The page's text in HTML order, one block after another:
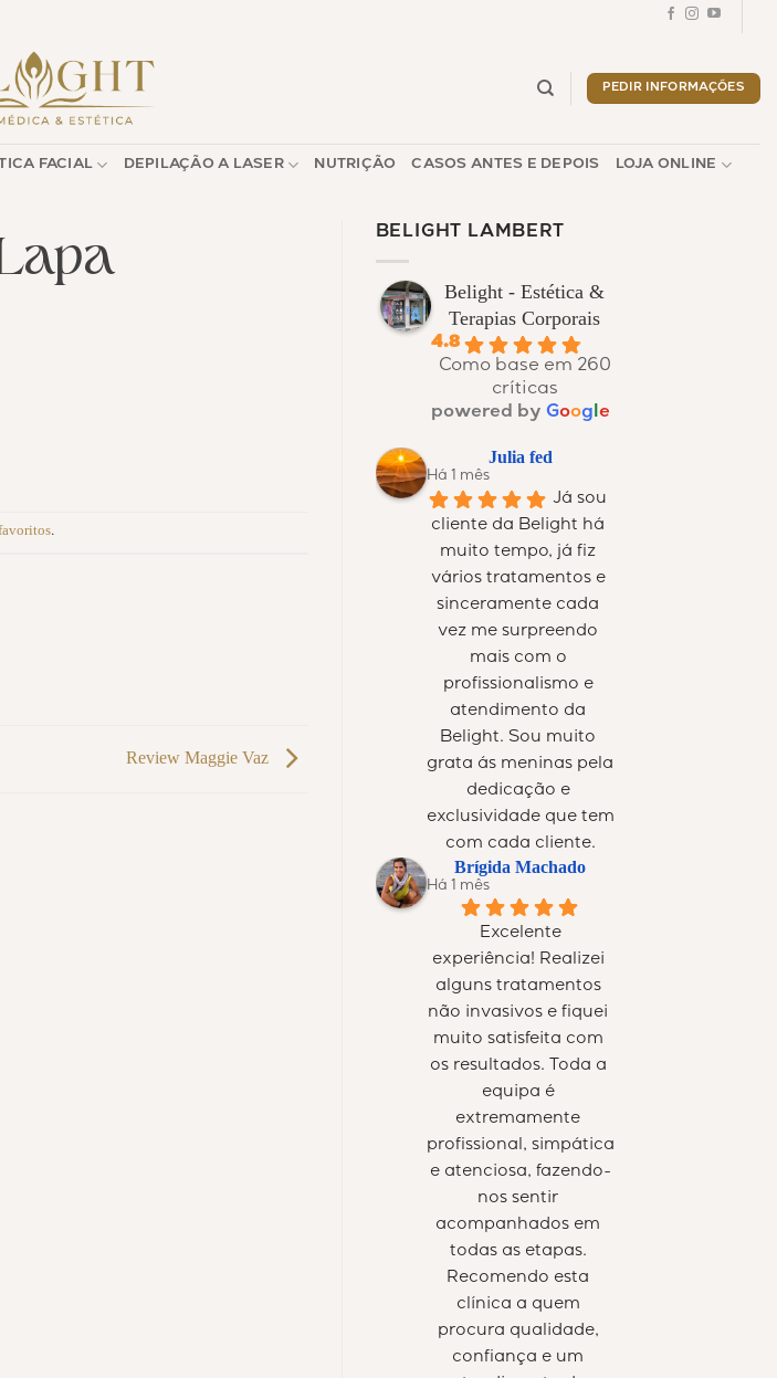
PEDIR INFORMAÇÕES
FACIAL DEPILAÇÃO A LASER NUTRIÇÃO CASOS ANTES E DEPOIS LOJA ONLINE
.
Review Maggie Vaz
BELIGHT LAMBERT
Belight - Estética &
Terapias Corporais
4.8
Como base em 260
críticas
powered by Google
Julia fed
Há 1 mês
Já sou
cliente da Belight há
muito tempo, já fiz
vários tratamentos e
sinceramente cada
vez me surpreendo
mais com o
profissionalismo e
atendimento da
Belight. Sou muito
grata ás meninas pela
dedicação e
exclusividade que tem
com cada cliente.
Brígida Machado
Há 1 mês
Excelente
experiência! Realizei
alguns tratamentos
não invasivos e fiquei
muito satisfeita com
os resultados. Toda a
equipa é
extremamente
profissional, simpática
e atenciosa, fazendo-
nos sentir
acompanhados em
todas as etapas.
Recomendo esta
clínica a quem
procura qualidade,
confiança e um